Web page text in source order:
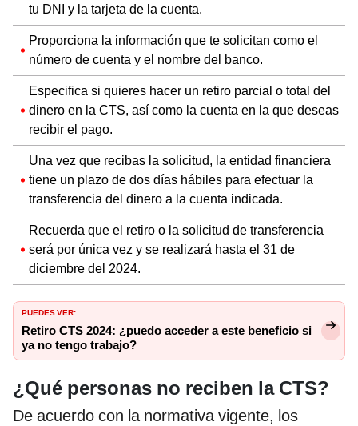
tu DNI y la tarjeta de la cuenta.
Proporciona la información que te solicitan como el
número de cuenta y el nombre del banco.
Especifica si quieres hacer un retiro parcial o total del
dinero en la CTS, así como la cuenta en la que deseas
recibir el pago.
Una vez que recibas la solicitud, la entidad financiera
tiene un plazo de dos días hábiles para efectuar la
transferencia del dinero a la cuenta indicada.
Recuerda que el retiro o la solicitud de transferencia
será por única vez y se realizará hasta el 31 de
diciembre del 2024.
PUEDES VER:
Retiro CTS 2024: ¿puedo acceder a este beneficio si
ya no tengo trabajo?
¿Qué personas no reciben la CTS?
De acuerdo con la normativa vigente, los